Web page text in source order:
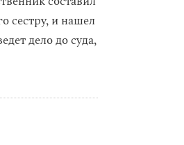
сестру, и нашел
дело до суда,